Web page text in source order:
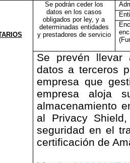
Se podrán ceder los
datos en los casos
obligados por ley, y a
determinadas entidades
y prestadores de servicio
Se prevén llevar
datos a terceros
empresa que
empresa aloja
almacenamiento
al Privacy
seguridad en el
certificación de